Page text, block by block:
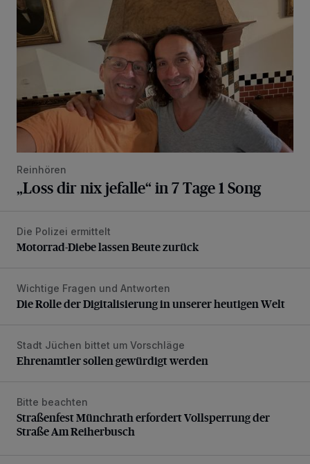
Reinhören
„Loss dir nix jefalle“ in 7 Tage 1 Song
Motorrad-Diebe lassen Beute zurück
Die Polizei ermittelt
Motorrad-Diebe lassen Beute zurück
Die Rolle der Digitalisierung in unserer heutigen Welt
Wichtige Fragen und Antworten
Die Rolle der Digitalisierung in unserer heutigen Welt
Ehrenamtler sollen gewürdigt werden
Stadt Jüchen bittet um Vorschläge
Ehrenamtler sollen gewürdigt werden
Straßenfest Münchrath erfordert Vollsperrung der Straße
Bitte beachten
Straßenfest Münchrath erfordert Vollsperrung der
Straße Am Reiherbusch